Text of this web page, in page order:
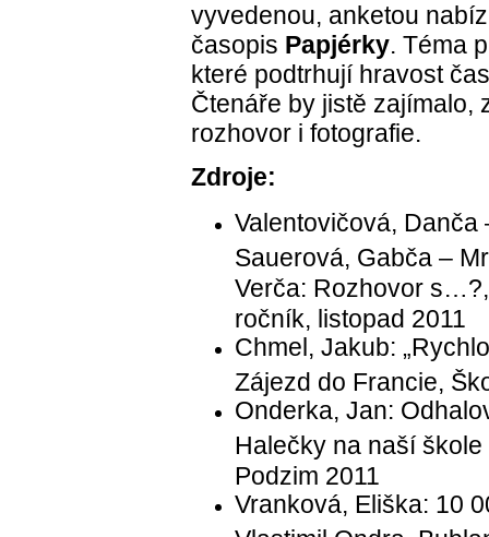
vyvedenou, anketou
časopis Papjérky. Téma
které podtrhují hravost
Čtenáře by jistě zajímalo,
rozhovor i fotografie.
Zdroje:
Valentovičová, Danča
Sauerová, Gabča –
Verča: Rozhovor
ročník, listopad 2011
Chmel, Jakub:
Zájezd do Francie,
Onderka, Jan:
Halečky na naší
Podzim 2011
Vranková, Eliška: 10